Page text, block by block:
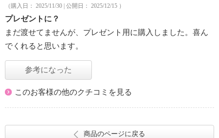
（購入日： 2025/11/30 | 公開日： 2025/12/15 ）
プレゼントに？
まだ渡せてませんが、プレゼント用に購入しました。喜ん
でくれると思います。
参考になった
このお客様の他のクチコミを見る
商品のページに戻る